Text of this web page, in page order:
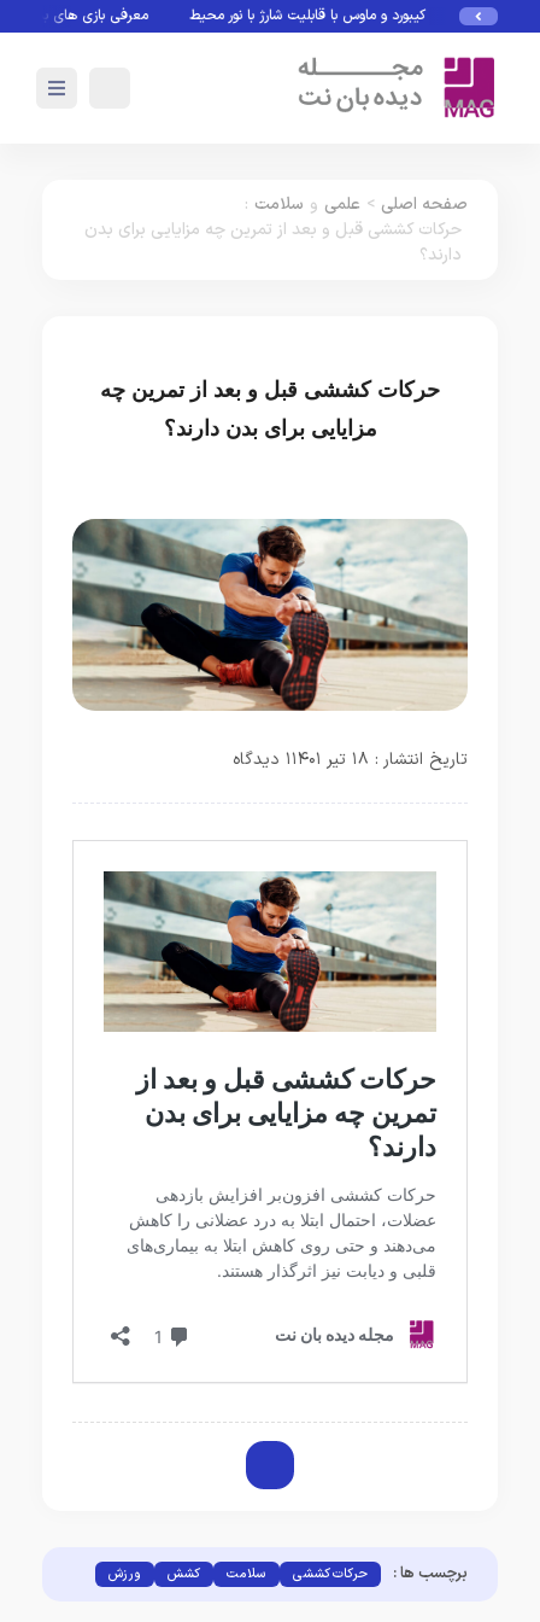
کیبورد و ماوس با قابلیت شارژ با نور محیط معرفی بازی های بدون نیاز
صفحه اصلی > علمی و سلامت :
حرکات کششی قبل و بعد از تمرین چه مزایایی برای بدن
دارند؟
حرکات کششی قبل و بعد از تمرین چه
مزایایی برای بدن دارند؟
تاریخ انتشار : ۱۸ تیر ۱۴۰۱ ۱ دیدگاه
برچسب ها : حرکات کششی سلامت کشش ورزش